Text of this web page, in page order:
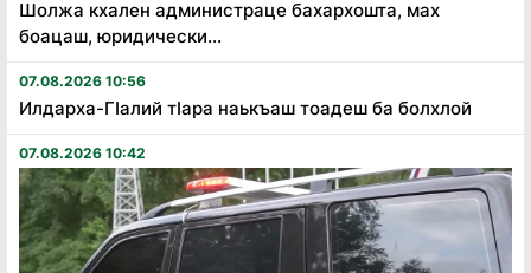
Шолжа кхален администраце бахархошта, мах
боацаш, юридически...
07.08.2026 10:56
Илдарха-Гӏалий тӏара наькъаш тоадеш ба болхлой
07.08.2026 10:42